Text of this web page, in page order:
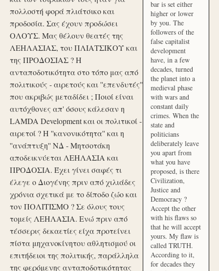
πολλοστή φορά πλιάτσικο και
προδοσία. Σας έχουν προδώσει
ΟΛΟΥΣ. Μας θέλουν θεατές της
ΛΕΗΛΑΣΙΑΣ, του ΠΛΙΑΤΣΙΚΟΥ και
της ΠΡΟΔΟΣΙΑΣ ? Η
ανταποδοτικότητα στο τόπο μας από
πολιτικούς - αιρετούς και ''επενδυτές''
που ακριβώς μεταδίδει ; Ποιοί είναι
αυτόχθονες απ' όσους κάλεσαν η
LAMDA Development και οι πολιτικοί -
αιρετοί ? Η ''κανονικότητα'' και η
''ανάπτυξη'' ΝΔ - Μητσοτάκη
αποδεικνύεται ΛΕΗΛΑΣΙΑ και
ΠΡΟΔΟΣΙΑ. Έχει γίνει σαφές τι
έλεγε ο Διογένης πριν από χιλιάδες
χρόνια σχετικά με το δίποδο ζώο και
τον ΠΟΛΙΤΙΣΜΟ ? Σε όλους τους
τομείς ΛΕΗΛΑΣΙΑ. Ενώ πριν από
τέσσερις δεκαετίες είχα προτείνει
πίστα μηχανοκίνητου αθλητισμού οι
επιτήδειοι της πολιτικής, παράλληλα
της φερόμενης ανταποδοτικότητας
bar is set either
higher or lower
by you. The
followers of the
false capitalist
development
have, in a few
decades, turned
the planet into a
medieval phase
with wars and
constant daily
crimes. When the
state and
politicians
deliberately leave
you apart from
what you have
proposed, is there
Civilization,
Justice and
Democracy ?
Accept the other
with his flaws so
that he will accept
yours. My flaw is
called TRUTH.
According to it,
for decades they